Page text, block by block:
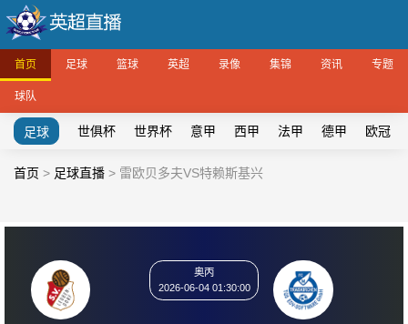
首页 足球 篮球 英超 录像 集锦 资讯 专题
球队
足球 世俱杯 世界杯 意甲 西甲 法甲 德甲 欧冠
首页 > 足球直播 > 雷欧贝多夫VS特赖斯基兴